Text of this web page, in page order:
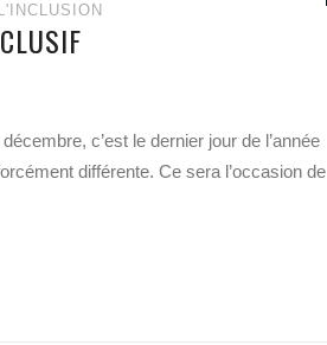
L'INCLUSION
c’est le dernier jour de l’année
différente. Ce sera l’occasion de